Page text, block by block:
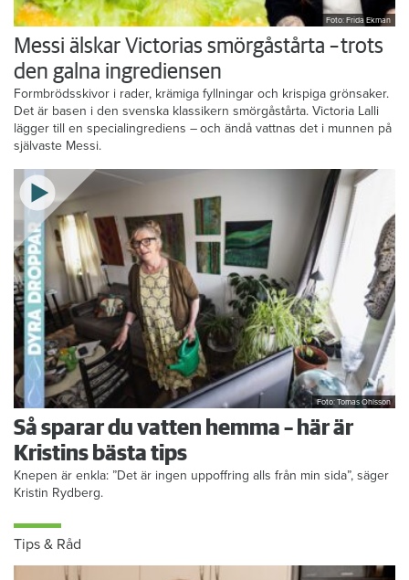
Foto: Frida Ekman
Messi älskar Victorias smörgåstårta – trots
den galna ingrediensen
Formbrödsskivor i rader, krämiga fyllningar och krispiga grönsaker.
Det är basen i den svenska klassikern smörgåstårta. Victoria Lalli
lägger till en specialingrediens – och ändå vattnas det i munnen på
självaste Messi.
Foto: Tomas Ohlsson
Så sparar du vatten hemma – här är
Kristins bästa tips
Knepen är enkla: ”Det är ingen uppoffring alls från min sida”, säger
Kristin Rydberg.
Tips & Råd